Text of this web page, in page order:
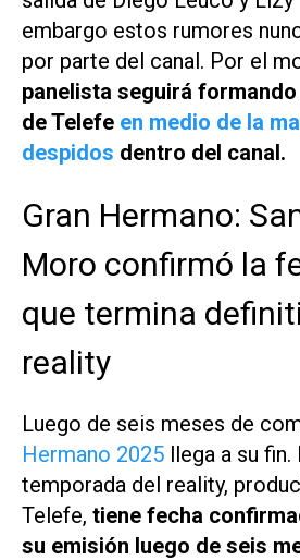
embargo estos rumores
por parte del canal. Por el
panelista seguirá
de Telefe en medio de la
despidos dentro del canal.
Gran Hermano:
Moro confirmó la
que termina
reality
Luego de seis meses de
Hermano 2025 llega a su
temporada del reality,
Telefe, tiene fecha
su emisión luego de seis